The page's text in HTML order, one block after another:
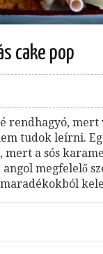
cake pop
rendhagyó,
tudok leírni.
mert a sós
megfelelő
maradékokból